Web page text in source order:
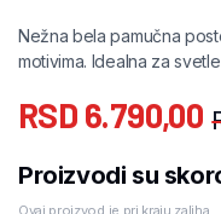
Nežna bela pamučna
motivima. Idealna za
RSD 6.790,00
Proizvodi su
Ovaj proizvod je pri kraju zaliha